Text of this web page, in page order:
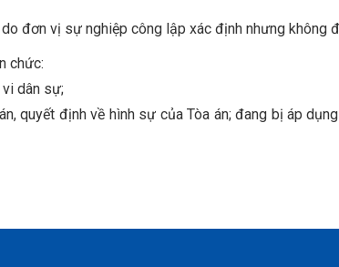
đơn vị sự nghiệp công lập xác định nhưng không
chức:
dân sự;
quyết định về hình sự của Tòa án; đang bị áp